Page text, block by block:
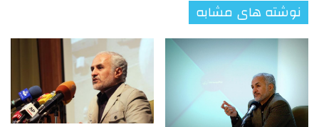
نوشته های مشابه